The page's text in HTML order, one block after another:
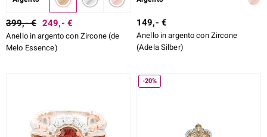
399,- € 249,- €
Anello in argento con Zircone (de
Melo Essence)
149,- €
Anello in argento con Zircone
(Adela Silber)
-20%